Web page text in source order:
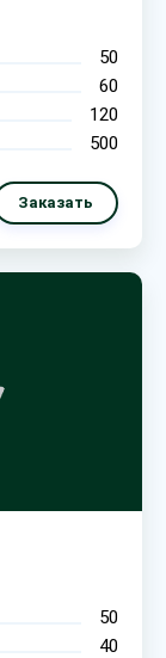
50
60
120
500
Заказать
50
40